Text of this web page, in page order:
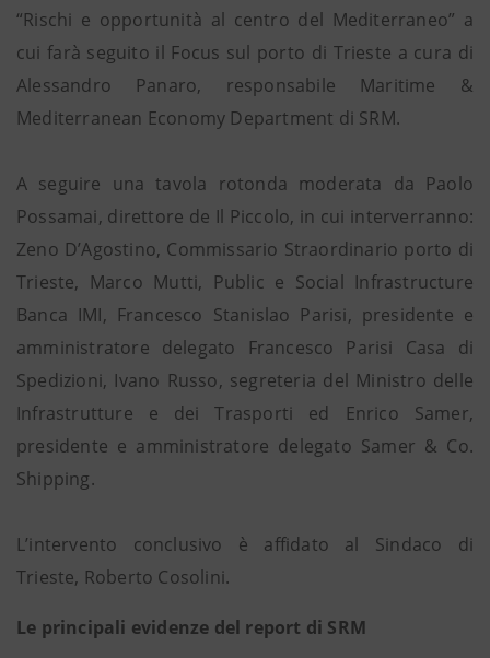
“Rischi e opportunità al centro del Mediterraneo” a
cui farà seguito il Focus sul porto di Trieste a cura di
Alessandro Panaro, responsabile Maritime &
Mediterranean Economy Department di SRM.
A seguire una tavola rotonda moderata da Paolo
Possamai, direttore de Il Piccolo, in cui interverranno:
Zeno D’Agostino, Commissario Straordinario porto di
Trieste, Marco Mutti, Public e Social Infrastructure
Banca IMI, Francesco Stanislao Parisi, presidente e
amministratore delegato Francesco Parisi Casa di
Spedizioni, Ivano Russo, segreteria del Ministro delle
Infrastrutture e dei Trasporti ed Enrico Samer,
presidente e amministratore delegato Samer & Co.
Shipping.
L’intervento conclusivo è affidato al Sindaco di
Trieste, Roberto Cosolini.
Le principali evidenze del report di SRM